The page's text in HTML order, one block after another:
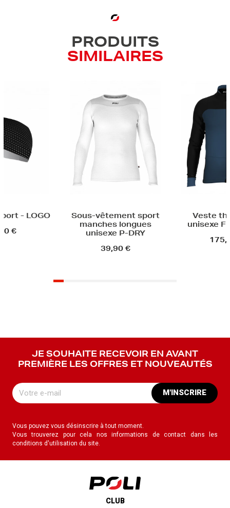
PRODUITS
SIMILAIRES
Sous-vêtement sport
manches longues
unisexe P-DRY
Veste thermique
unisexe FINN
175,00 €
JE SOUHAITE RECEVOIR EN AVANT
PREMIÈRE LES OFFRES ET NOUVEAUTÉS
M'INSCRIRE
Vous pouvez vous désinscrire à tout moment.
Vous trouverez pour cela nos informations de contact dans les
conditions d'utilisation du site.
CLUB